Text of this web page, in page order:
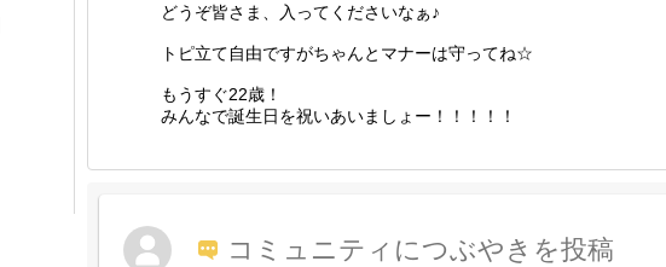
どうぞ皆さま、入ってくださいなぁ♪
トピ立て自由ですがちゃんとマナーは守ってね☆
もうすぐ22歳！
みんなで誕生日を祝いあいましょー！！！！！
コミュニティにつぶやきを投稿